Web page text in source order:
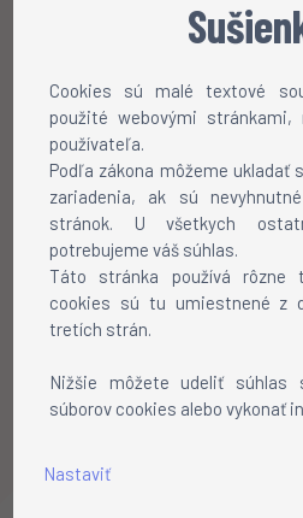
Cookies sú malé textové
použité webovými stránkami,
používateľa.
Podľa zákona môžeme ukladať
zariadenia, ak sú
stránok. U všetkych
potrebujeme váš súhlas.
Táto stránka používá rôzne
cookies sú tu umiestnené z
tretích strán.
Nižšie môžete udeliť súhlas
súborov cookies alebo vykonať
Nastaviť
2. Provést alespoň jedno
výši v období 17.12.2021 -
musí být do daného času
zpracována)
3. Mít vyplněny pravdivě
uživatelském účtu.
4. Každý uživatelský účet
soutěže zařazen pouze jednou
5. Cena je zasílána pouze na
6. Pokud výherce cenu
možné kontaktovat během 7